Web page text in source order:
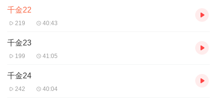
千金22
219 40:43
千金23
199 41:05
千金24
242 40:04